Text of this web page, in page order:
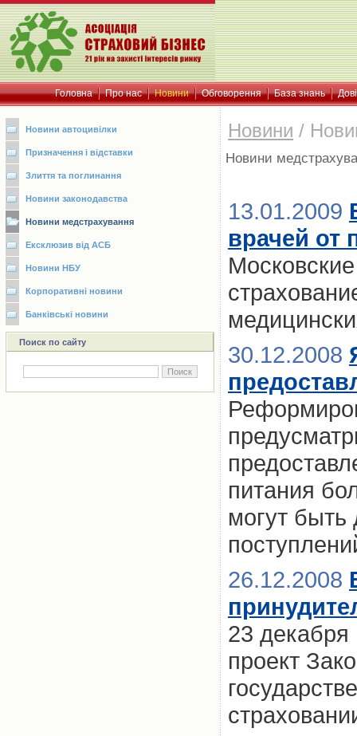
Головна Про нас Новини Обговорення База знань
Новини автоцивілки
Призначення і відставки
Злиття та поглинання
Новини законодавства
Новини медстрахування
Ексклюзив від АСБ
Новини НБУ
Корпоративні новини
Банківські новини
Поиск по сайту
Новини /
Новини
13.01.2009
врачей от
30.12.2008
питания
могут
26.12.2008
23
проект